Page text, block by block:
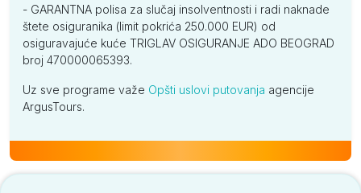
- GARANTNA polisa za slučaj insolventnosti i radi naknade
štete osiguranika (limit pokrića 250.000 EUR) od
osiguravajuće kuće TRIGLAV OSIGURANJE ADO BEOGRAD
broj 470000065393.
Uz sve programe važe Opšti uslovi putovanja agencije
ArgusTours.